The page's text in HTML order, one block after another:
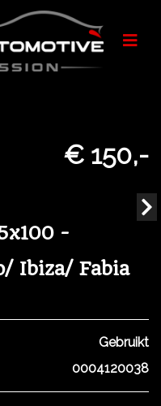
€ 150,-
-
Ibiza/ Fabia
Gebruikt
0004120038